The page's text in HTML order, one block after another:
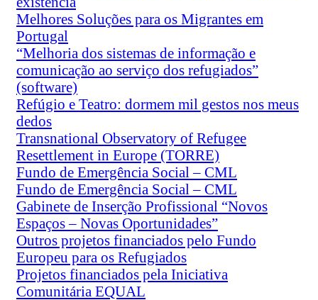
Melhores Soluções para os Migrantes em
Portugal
“Melhoria dos sistemas de informação e
comunicação ao serviço dos refugiados”
(software)
Refúgio e Teatro: dormem mil gestos nos meus
dedos
Transnational Observatory of Refugee
Resettlement in Europe (TORRE)
Fundo de Emergência Social – CML
Fundo de Emergência Social – CML
Gabinete de Inserção Profissional “Novos
Espaços – Novas Oportunidades”
Outros projetos financiados pelo Fundo
Europeu para os Refugiados
Projetos financiados pela Iniciativa
Comunitária EQUAL